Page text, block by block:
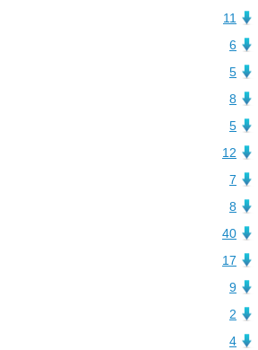
11
6
5
8
5
12
7
8
40
17
9
2
4